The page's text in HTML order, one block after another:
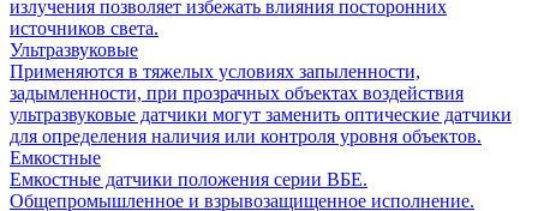
излучения позволяет избежать влияния посторонних
источников света.
Ультразвуковые
Применяются в тяжелых условиях запыленности,
задымленности, при прозрачных объектах воздействия
ультразвуковые датчики могут заменить оптические датчики
для определения наличия или контроля уровня объектов.
Емкостные
Емкостные датчики положения серии ВБЕ.
Общепромышленное и взрывозащищенное исполнение.